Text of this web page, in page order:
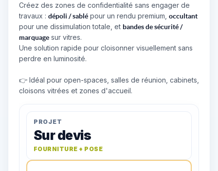
Créez des zones de confidentialité sans engager de
travaux : dépoli / sablé pour un rendu premium, occultant
pour une dissimulation totale, et bandes de sécurité /
marquage sur vitres.
Une solution rapide pour cloisonner visuellement sans
perdre en luminosité.
👉 Idéal pour open-spaces, salles de réunion, cabinets,
cloisons vitrées et zones d'accueil.
PROJET
Sur devis
FOURNITURE + POSE